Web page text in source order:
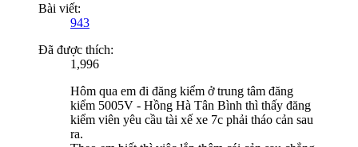
Bài viết:
943
Đã được thích:
1,996
Hôm qua em đi đăng kiểm ở trung tâm đăng
kiểm 5005V - Hồng Hà Tân Bình thì thấy đăng
kiểm viên yêu cầu tài xế xe 7c phải tháo cản sau
ra.